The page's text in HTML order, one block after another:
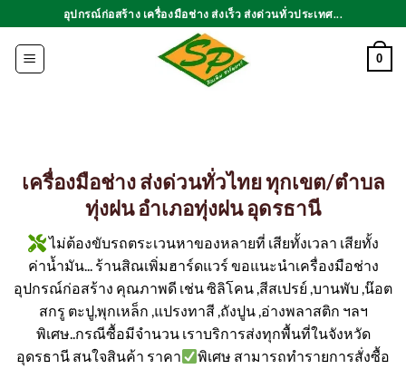
ไป
เนื้อหา
อุปกรณ์ก่อสร้าง เครื่องมือช่าง ส่งเร็ว ส่งด่วนทั่วประเทศ...
0
เครื่องมือช่าง ส่งด่วนทั่วไทย ทุกเขต/ตำบล
ทุ่งฝน อำเภอทุ่งฝน อุดรธานี
ไม่ต้องขับรถตระเวนหาของหลายที่ เสียทั้งเวลา เสียทั้ง
ค่าน้ำมัน... ร้านสิณเพิ่มฮาร์ดแวร์ ขอแนะนำเครื่องมือช่าง
อุปกรณ์ก่อสร้าง คุณภาพดี เช่น ซิลิโคน ,สีสเปรย์ ,บานพับ ,น๊อต
สกรู ตะปู,พุกเหล็ก ,แปรงทาสี ,ถังปูน ,อ่างพลาสติก ฯลฯ
พิเศษ..กรณีซื้อมีจำนวน เราบริการส่งทุกพื้นที่ในจังหวัด
อุดรธานี สนใจสินค้า ราคา
พิเศษ สามารถทำรายการสั่งซื้อ